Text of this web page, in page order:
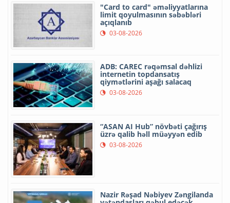
"Card to card" əməliyyatlarına
limit qoyulmasının səbəbləri
açıqlanıb
03-08-2026
ADB: CAREC rəqəmsal dəhlizi
internetin topdansatış
qiymətlərini aşağı salacaq
03-08-2026
“ASAN AI Hub” növbəti çağırış
üzrə qalib həll müəyyən edib
03-08-2026
Nazir Rəşad Nəbiyev Zəngilanda